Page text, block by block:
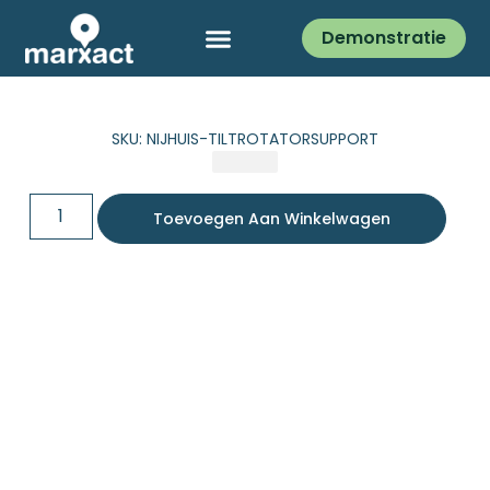
Demonstratie
SKU: NIJHUIS-TILTROTATORSUPPORT
Toevoegen Aan Winkelwagen